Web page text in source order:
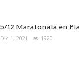
5/12 Maratonata en
Dic 1, 2021 1920